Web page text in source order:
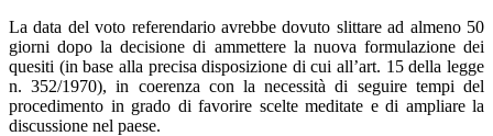
La data del voto referendario avrebbe dovuto slittare ad almeno 50
giorni dopo la decisione di ammettere la nuova formulazione dei
quesiti (in base alla precisa disposizione di cui all’art. 15 della legge
n. 352/1970), in coerenza con la necessità di seguire tempi del
procedimento in grado di favorire scelte meditate e di ampliare la
discussione nel paese.